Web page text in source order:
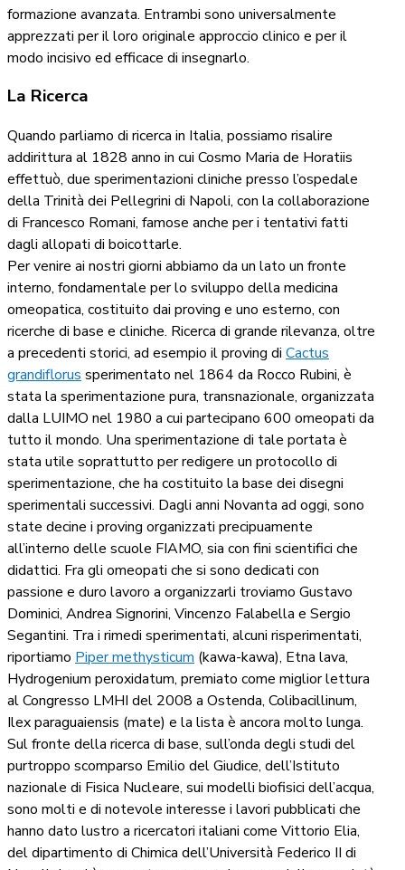
formazione avanzata. Entrambi sono universalmente
apprezzati per il loro originale approccio clinico e per il
modo incisivo ed efficace di insegnarlo.
La Ricerca
Quando parliamo di ricerca in Italia, possiamo risalire
addirittura al 1828 anno in cui Cosmo Maria de Horatiis
effettuò, due sperimentazioni cliniche presso l’ospedale
della Trinità dei Pellegrini di Napoli, con la collaborazione
di Francesco Romani, famose anche per i tentativi fatti
dagli allopati di boicottarle.
Per venire ai nostri giorni abbiamo da un lato un fronte
interno, fondamentale per lo sviluppo della medicina
omeopatica, costituito dai proving e uno esterno, con
ricerche di base e cliniche. Ricerca di grande rilevanza, oltre
a precedenti storici, ad esempio il proving di Cactus
grandiflorussperimentato nel 1864 da Rocco Rubini, è
stata la sperimentazione pura, transnazionale, organizzata
dalla LUIMO nel 1980 a cui partecipano 600 omeopati da
tutto il mondo. Una sperimentazione di tale portata è
stata utile soprattutto per redigere un protocollo di
sperimentazione, che ha costituito la base dei disegni
sperimentali successivi. Dagli anni Novanta ad oggi, sono
state decine i proving organizzati precipuamente
all’interno delle scuole FIAMO, sia con fini scientifici che
didattici. Fra gli omeopati che si sono dedicati con
passione e duro lavoro a organizzarli troviamo Gustavo
Dominici, Andrea Signorini, Vincenzo Falabella e Sergio
Segantini. Tra i rimedi sperimentati, alcuni risperimentati,
riportiamo Piper methysticum (kawa-kawa), Etna lava,
Hydrogenium peroxidatum, premiato come miglior lettura
al Congresso LMHI del 2008 a Ostenda, Colibacillinum,
Ilex paraguaiensis (mate) e la lista è ancora molto lunga.
Sul fronte della ricerca di base, sull’onda degli studi del
purtroppo scomparso Emilio del Giudice, dell’Istituto
nazionale di Fisica Nucleare, sui modelli biofisici dell’acqua,
sono molti e di notevole interesse i lavori pubblicati che
hanno dato lustro a ricercatori italiani come Vittorio Elia,
del dipartimento di Chimica dell’Università Federico II di